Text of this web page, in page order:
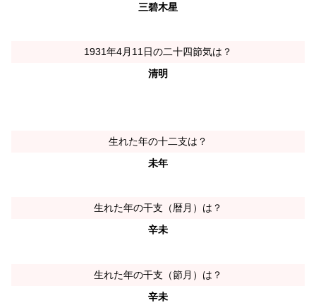
三碧木星
1931年4月11日の二十四節気は？
清明
生れた年の十二支は？
未年
生れた年の干支（暦月）は？
辛未
生れた年の干支（節月）は？
辛未